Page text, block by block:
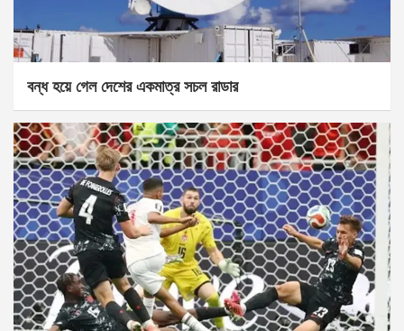
বন্ধ হয়ে গেল দেশের একমাত্র সচল রাডার